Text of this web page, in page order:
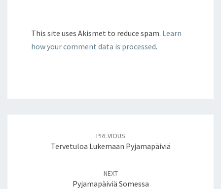
This site uses Akismet to reduce spam. Learn
how your comment data is processed.
PREVIOUS
Tervetuloa Lukemaan Pyjamapäiviä
NEXT
Pyjamapäiviä Somessa